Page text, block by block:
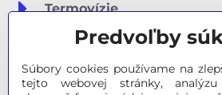
Termovízie
Meteostanice
Značky
Predvoľby
Súbory cookies používame na
tejto webovej stránky,